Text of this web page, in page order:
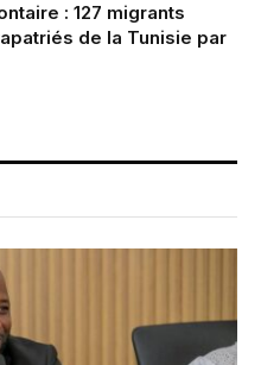
: 127 migrants
de la Tunisie par